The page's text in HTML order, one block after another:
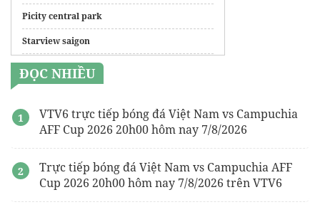
Thông tin chi tiết dự ánVinhomes Hải Vân
vị trí monrei saigon
Picity central park
Starview saigon
Fenica
ĐỌC NHIỀU
VTV6 trực tiếp bóng đá Việt Nam vs Campuchia
AFF Cup 2026 20h00 hôm nay 7/8/2026
Trực tiếp bóng đá Việt Nam vs Campuchia AFF
Cup 2026 20h00 hôm nay 7/8/2026 trên VTV6